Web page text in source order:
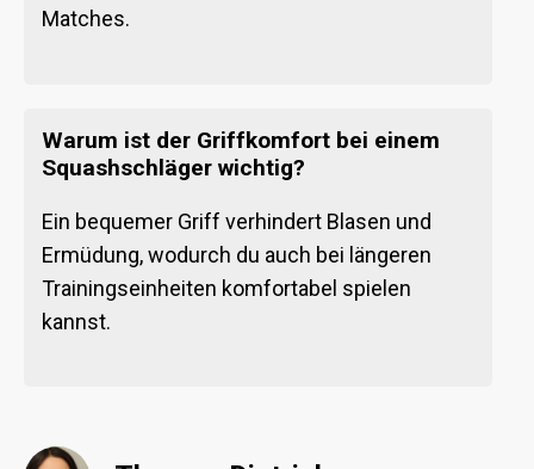
Matches.
Warum ist der Griffkomfort bei einem
Squashschläger wichtig?
Ein bequemer Griff verhindert Blasen und
Ermüdung, wodurch du auch bei längeren
Trainingseinheiten komfortabel spielen
kannst.